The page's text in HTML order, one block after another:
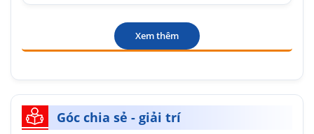
Xem thêm
Góc chia sẻ - giải trí